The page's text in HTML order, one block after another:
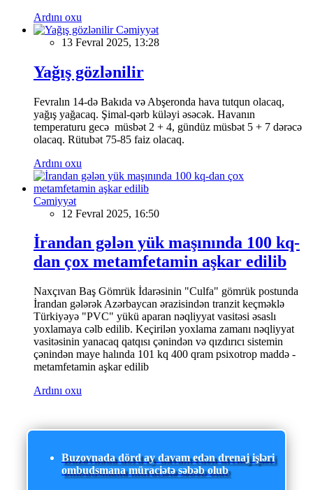
Ardını oxu
Cəmiyyət
13 Fevral 2025, 13:28
Yağış gözlənilir
Fevralın 14-də Bakıda və Abşeronda hava tutqun olacaq,
yağış yağacaq. Şimal-qərb küləyi əsəcək. Havanın
temperaturu gecə müsbət 2 + 4, gündüz müsbət 5 + 7 dərəcə
olacaq. Rütubət 75-85 faiz olacaq.
Ardını oxu
Cəmiyyət
12 Fevral 2025, 16:50
İrandan gələn yük maşınında 100 kq-
dan çox metamfetamin aşkar edilib
Naxçıvan Baş Gömrük İdarəsinin "Culfa" gömrük postunda
İrandan gələrək Azərbaycan ərazisindən tranzit keçməklə
Türkiyəyə "PVC" yükü aparan nəqliyyat vasitəsi əsaslı
yoxlamaya cəlb edilib. Keçirilən yoxlama zamanı nəqliyyat
vasitəsinin yanacaq qatqısı çənindən və qızdırıcı sistemin
çənindən maye halında 101 kq 400 qram psixotrop maddə -
metamfetamin aşkar edilib
Ardını oxu
Buzovnada dörd ay davam edən drenaj işləri
ombudsmana müraciətə səbəb olub